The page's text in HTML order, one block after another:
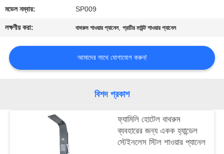
খবর
উদ্ধৃতির
জন্য
মডেল নম্বার: SP009
লক্ষণীয় করা: বাথরুম শাওয়ার প্যানেল,প্রাচীর মাউন্ট শাওয়ার প্যানেল
আমাদের সাথে যোগাযোগ করুন!
বিশদ প্রকাশ
ফ্যামিলি হোটেল বাথরুম
ব্যবহারের জন্য একক হ্যান্ডেল
স্টেইনলেস স্টিল শাওয়ার প্যানেল